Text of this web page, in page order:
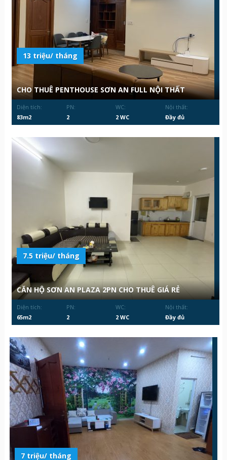
13 triệu/ tháng
CHO THUÊ PENTHOUSE SƠN AN FULL NỘI THẤT
Diện tích:
83m2
PN:
2
WC:
2 WC
Nội thất:
Đầy đủ
7.5 triệu/ tháng
CĂN HỘ SƠN AN PLAZA 2PN CHO THUÊ GIÁ RẺ
Diện tích:
65m2
PN:
2
WC:
2 WC
Nội thất:
Đầy đủ
7 triệu/ tháng